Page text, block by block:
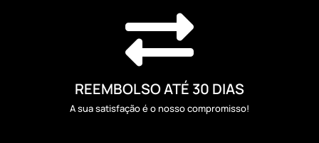

REEMBOLSO ATÉ 30 DIAS
A sua satisfação é o nosso compromisso!